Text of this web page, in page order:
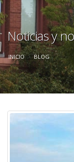
Noticias y
INICIO BLOG